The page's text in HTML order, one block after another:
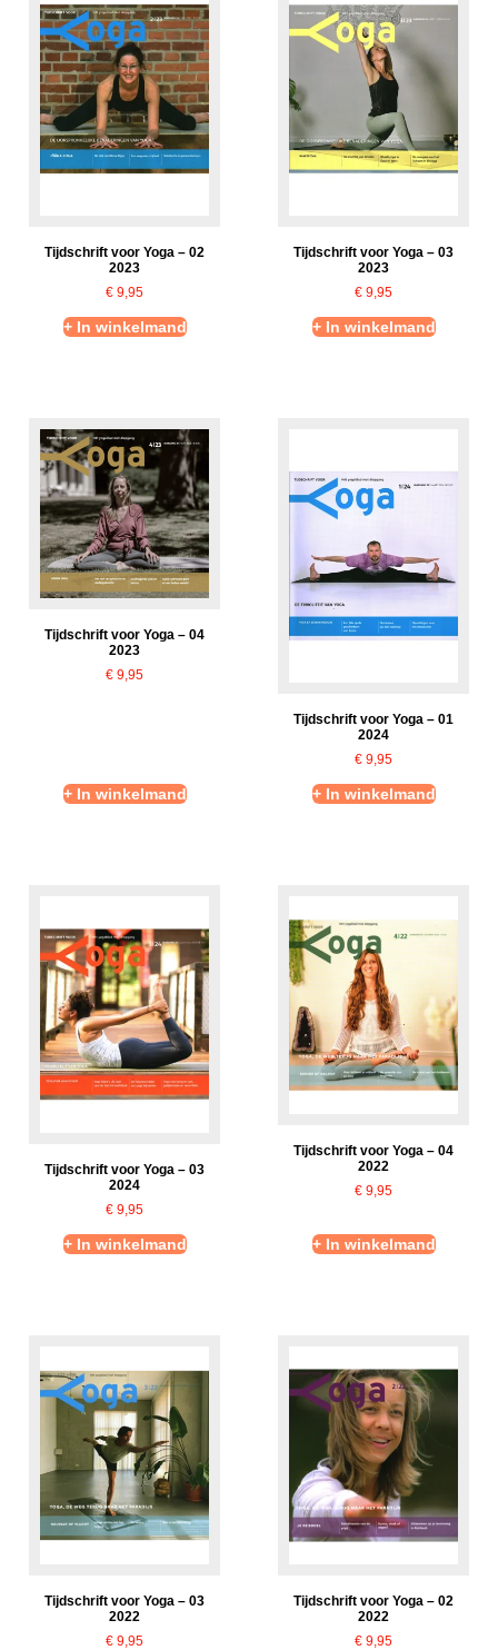
Tijdschrift voor Yoga – 02
2023
€ 9,95
+ In winkelmand
Tijdschrift voor Yoga – 03
2023
€ 9,95
+ In winkelmand
Tijdschrift voor Yoga – 04
2023
€ 9,95
+ In winkelmand
Tijdschrift voor Yoga – 01
2024
€ 9,95
+ In winkelmand
Tijdschrift voor Yoga – 03
2024
€ 9,95
+ In winkelmand
Tijdschrift voor Yoga – 04
2022
€ 9,95
+ In winkelmand
Tijdschrift voor Yoga – 03
2022
€ 9,95
Tijdschrift voor Yoga – 02
2022
€ 9,95